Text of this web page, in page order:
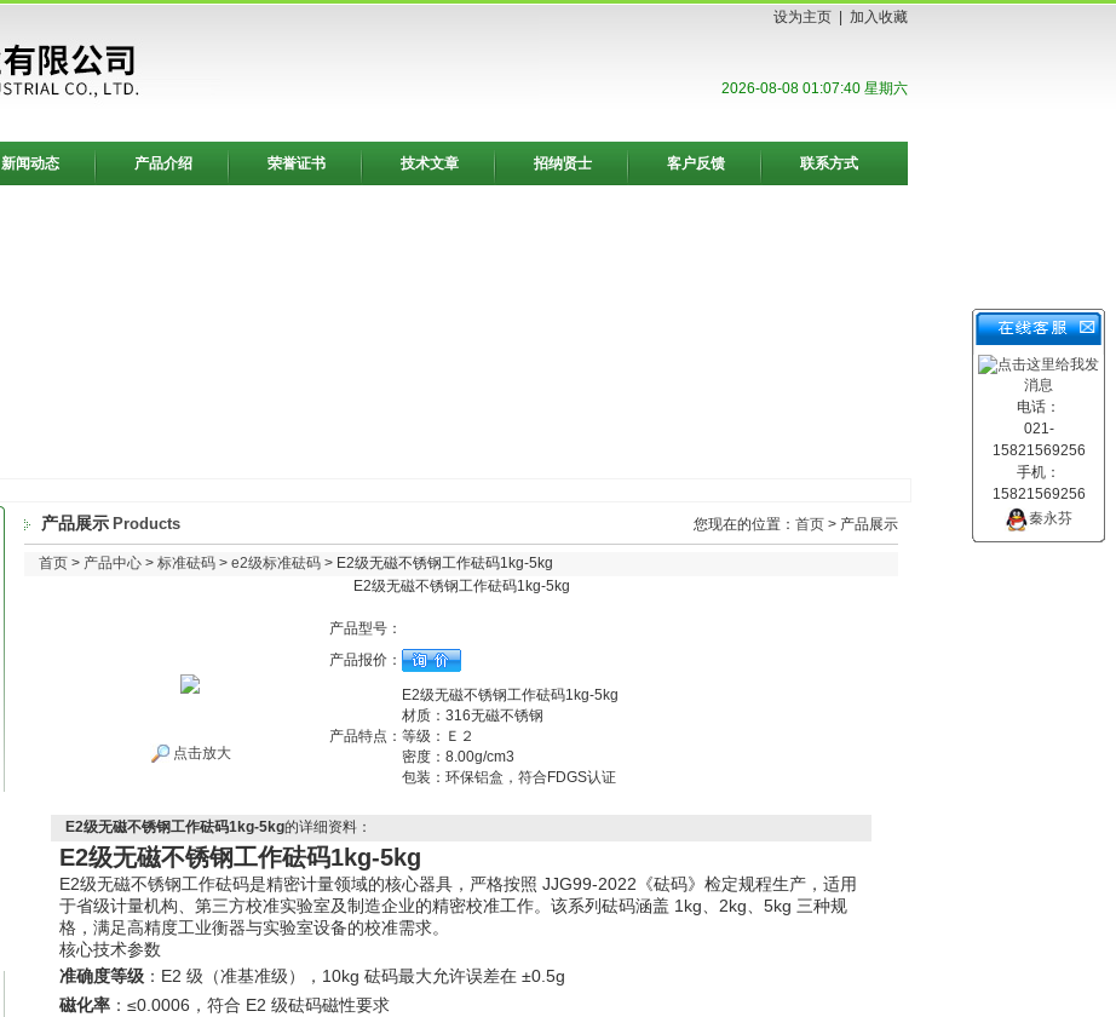
设为主页 加入收藏
2026-08-08 01:07:41 星期六
新闻动态 产品介绍 荣誉证书 技术文章 招纳贤士 客户反馈 联系方式
产品展示 Products 您现在的位置： 首页 > 产品展示
首页 > 产品中心 > 标准砝码 > e2级标准砝码 > E2级无磁不锈钢工作砝码1kg-5kg
E2级无磁不锈钢工作砝码1kg-5kg
点击放大
产品型号：
产品报价：
产品特点：
E2级无磁不锈钢工作砝码1kg-5kg
材质：316无磁不锈钢
等级：Ｅ２
密度：8.00g/cm3
包装：环保铝盒，符合FDGS认证
E2级无磁不锈钢工作砝码1kg-5kg的详细资料：
E2级无磁不锈钢工作砝码1kg-5kg
E2级无磁不锈钢工作砝码是精密计量领域的核心器具，严格按照 JJG99-2022《砝码》检定规程生产，适用
于省级计量机构、第三方校准实验室及制造企业的精密校准工作。该系列砝码涵盖 1kg、2kg、5kg 三种规
格，满足高精度工业衡器与实验室设备的校准需求。
核心技术参数
准确度等级 ：E2 级（准基准级），10kg 砝码最大允许误差在 ±0.5g
磁化率 ：≤0.0006，符合 E2 级砝码磁性要求
电话：
021-
15821569256
手机：
15821569256
秦永芬